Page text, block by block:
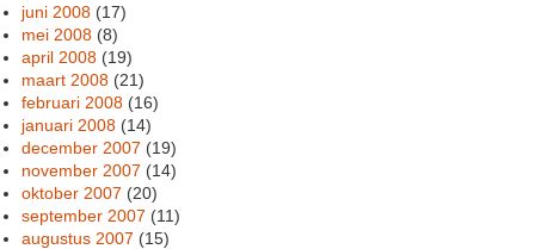
juni 2008 (17)
mei 2008 (8)
april 2008 (19)
maart 2008 (21)
februari 2008 (16)
januari 2008 (14)
december 2007 (19)
november 2007 (14)
oktober 2007 (20)
september 2007 (11)
augustus 2007 (15)